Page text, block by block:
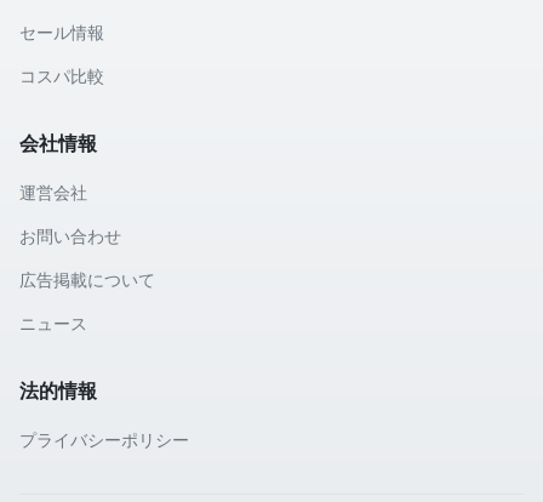
セール情報
コスパ比較
会社情報
運営会社
お問い合わせ
広告掲載について
ニュース
法的情報
プライバシーポリシー